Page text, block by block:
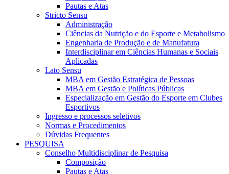
Pautas e Atas
Stricto Sensu
Administração
Ciências da Nutrição e do Esporte e Metabolismo
Engenharia de Produção e de Manufatura
Interdisciplinar em Ciências Humanas e Sociais
Aplicadas
Lato Sensu
MBA em Gestão Estratégica de Pessoas
MBA em Gestão e Políticas Públicas
Especialização em Gestão do Esporte em Clubes
Esportivos
Ingresso e processos seletivos
Normas e Procedimentos
Dúvidas Frequentes
PESQUISA
Conselho Multidisciplinar de Pesquisa
Composição
Pautas e Atas